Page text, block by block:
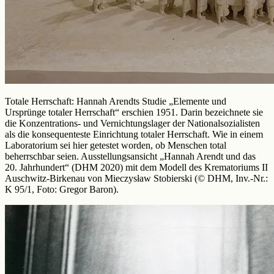
Totale Herrschaft: Hannah Arendts Studie „Elemente und
Ursprünge totaler Herrschaft“ erschien 1951. Darin bezeichnete sie
die Konzentrations- und Vernichtungslager der Nationalsozialisten
als die konsequenteste Einrichtung totaler Herrschaft. Wie in einem
Laboratorium sei hier getestet worden, ob Menschen total
beherrschbar seien. Ausstellungsansicht „Hannah Arendt und das
20. Jahrhundert“ (DHM 2020) mit dem Modell des Krematoriums II
Auschwitz-Birkenau von Mieczysław Stobierski (© DHM, Inv.-Nr.:
K 95/1, Foto: Gregor Baron).
Arendt
setzt
gegen
diese